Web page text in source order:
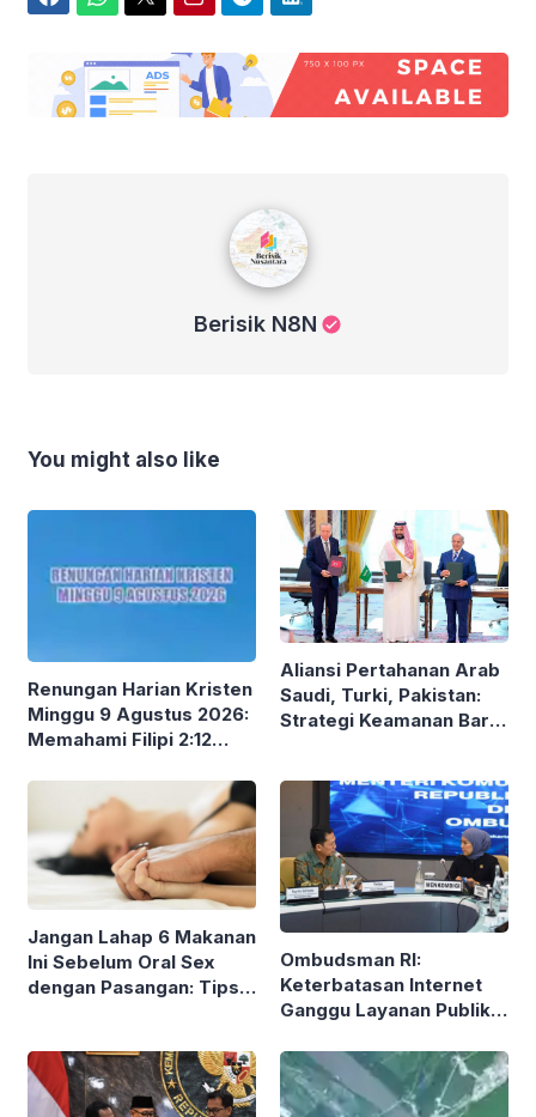
Berisik N8N
You might also like
Renungan Harian Kristen
Minggu 9 Agustus 2026:
Memahami Filipi 2:12
hari
Aliansi Pertahanan Arab
Saudi, Turki, Pakistan:
Strategi Keamanan Baru
Jangan Lahap 6 Makanan
Ini Sebelum Oral Sex
dengan Pasangan: Tips
Ombudsman RI:
Keterbatasan Internet
Ganggu Layanan Publik
Masyarakat